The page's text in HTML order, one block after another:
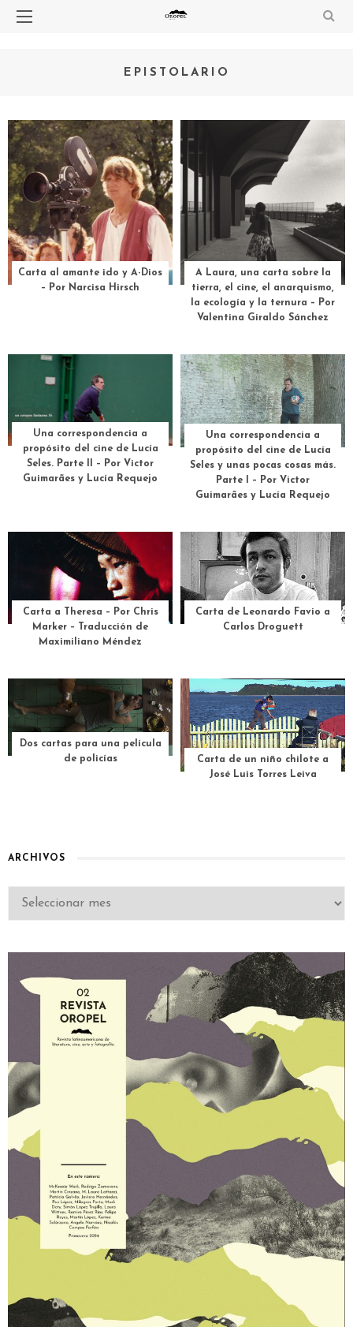
EPISTOLARIO
Carta al amante ido y A-Dios
– Por Narcisa Hirsch
A Laura, una carta sobre la
tierra, el cine, el anarquismo,
la ecología y la ternura – Por
Valentina Giraldo Sánchez
Una correspondencia a
propósito del cine de Lucía
Seles. Parte II – Por Victor
Guimarães y Lucía Requejo
Una correspondencia a
propósito del cine de Lucía
Seles y unas pocas cosas más.
Parte I – Por Victor
Guimarães y Lucía Requejo
Carta a Theresa – Por Chris
Marker – Traducción de
Maximiliano Méndez
Carta de Leonardo Favio a
Carlos Droguett
Dos cartas para una película
de policías
Carta de un niño chilote a
José Luis Torres Leiva
ARCHIVOS